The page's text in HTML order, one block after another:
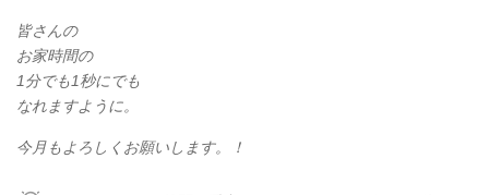
皆さんの
お家時間の
1分でも1秒にでも
なれますように。
今月もよろしくお願いします。！